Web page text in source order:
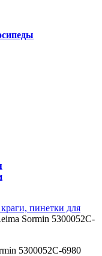
пинетки для
Sormin 5300052C-
5300052C-6980